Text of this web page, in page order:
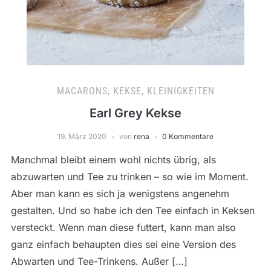
MACARONS, KEKSE, KLEINIGKEITEN
Earl Grey Kekse
19. März 2020 von rena 0 Kommentare
Manchmal bleibt einem wohl nichts übrig, als
abzuwarten und Tee zu trinken – so wie im Moment.
Aber man kann es sich ja wenigstens angenehm
gestalten. Und so habe ich den Tee einfach in Keksen
versteckt. Wenn man diese futtert, kann man also
ganz einfach behaupten dies sei eine Version des
Abwarten und Tee-Trinkens. Außer […]